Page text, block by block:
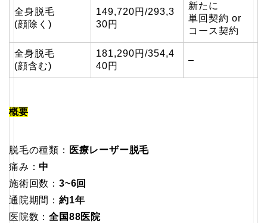
全身脱毛
(顔除く)
149,720円/293,3
30円
新たに
単回契約 or
コース契約
全身脱毛
(顔含む)
181,290円/354,4
40円
–
概要
脱毛の種類：
医療レーザー脱毛
痛み：中
施術回数： 3~6回
通院期間： 約1年
医院数：全国88医院